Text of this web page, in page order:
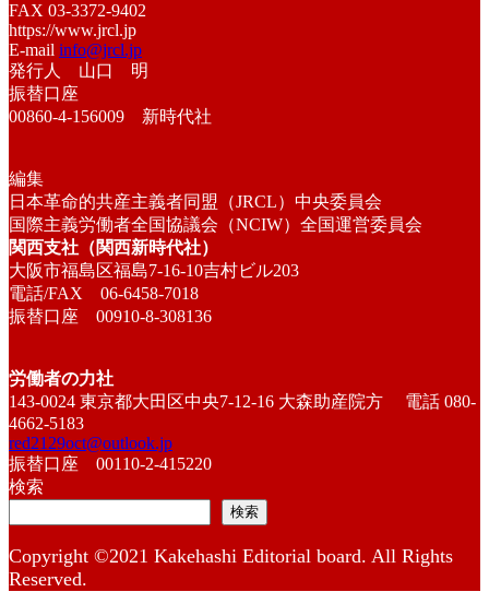
FAX 03-3372-9402
https://www.jrcl.jp
E-mail info@jrcl.jp
発行人 山口 明
振替口座
00860-4-156009 新時代社
編集
日本革命的共産主義者同盟（JRCL）中央委員会
国際主義労働者全国協議会（NCIW）全国運営委員会
関西支社（関西新時代社）
大阪市福島区福島7-16-10吉村ビル203
電話/FAX 06-6458-7018
振替口座 00910-8-308136
労働者の力社
143-0024 東京都大田区中央7-12-16 大森助産院方 電話 080-
4662-5183
red2129oct@outlook.jp
振替口座 00110-2-415220
検索
検索
Copyright ©2021 Kakehashi Editorial board. All Rights
Reserved.